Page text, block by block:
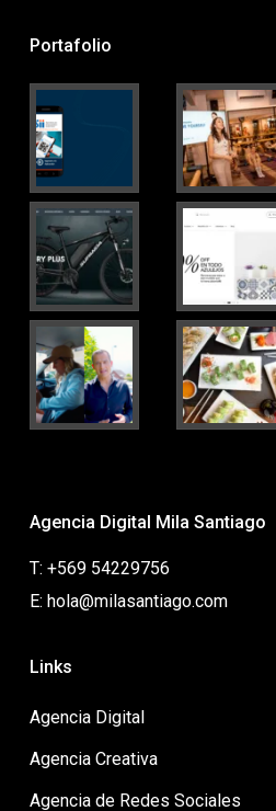
Portafolio
Agencia Digital Mila Santiago
T: +569 54229756
E: hola@milasantiago.com
Links
Agencia Digital
Agencia Creativa
Agencia de Redes Sociales